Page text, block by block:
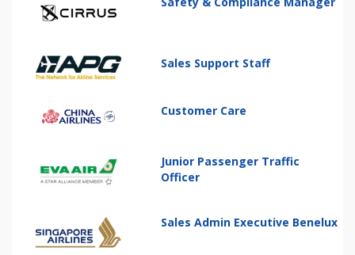
Sales Support Staff
Customer Care
Junior Passenger Traffic
Officer
Sales Admin Executive Benelux